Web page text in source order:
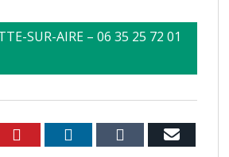
SUR-AIRE – 06 35 25 72 01
Pinterest
LinkedInTumblrEmail